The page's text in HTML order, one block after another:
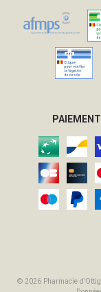
PAIEMENT
© 2026 Pharmacie